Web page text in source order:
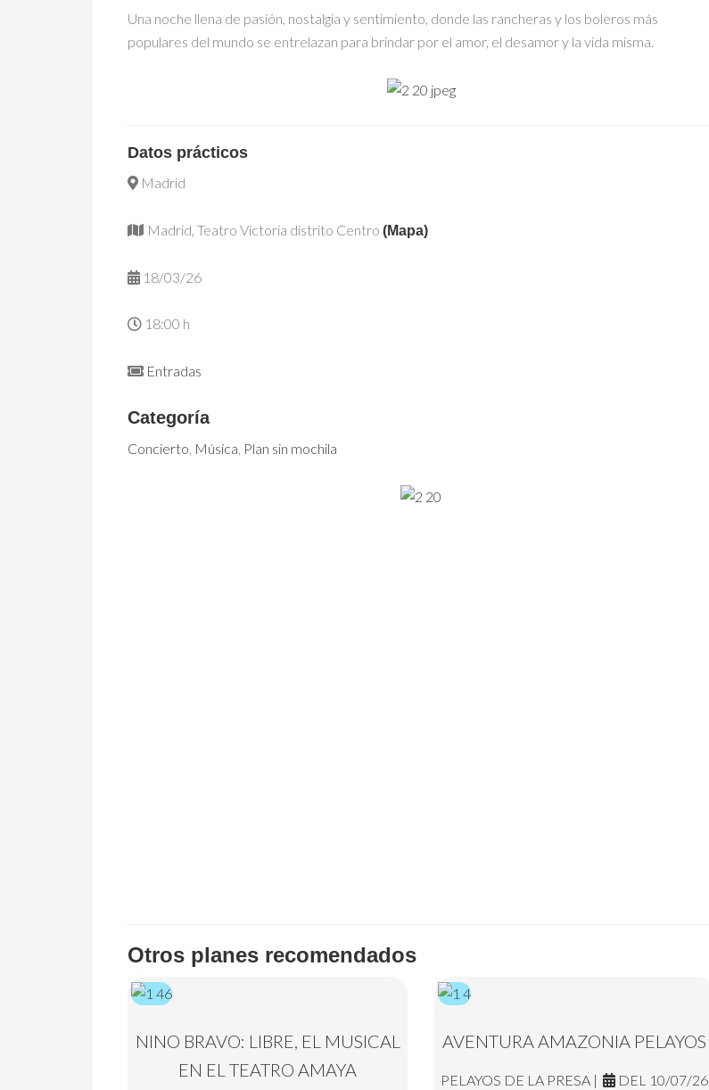
Una noche llena de pasión, nostalgia y sentimiento, donde las rancheras y los boleros más
populares del mundo se entrelazan para brindar por el amor, el desamor y la vida misma.
Datos prácticos
Madrid
Madrid, Teatro Victoria distrito Centro (Mapa)
18/03/26
18:00 h
Entradas
Categoría
Concierto, Música, Plan sin mochila
Otros planes recomendados
NINO BRAVO: LIBRE, EL MUSICAL
EN EL TEATRO AMAYA
AVENTURA AMAZONIA PELAYOS
PELAYOS DE LA PRESA |
DEL 10/07/26